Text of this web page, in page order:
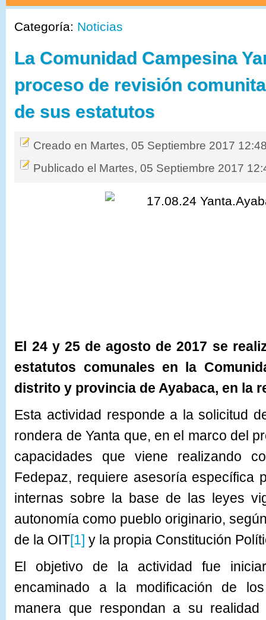
Categoría: Noticias
La Comunidad Campesina
proceso de revisión
de sus estatutos
Creado en Martes, 05 Septiembre 2017
Publicado el Martes, 05 Septiembre 2017
El 24 y 25 de agosto de 2017 se
estatutos comunales en la
distrito y provincia de Ayabaca, en la
Esta actividad responde a la solicitud
rondera de Yanta que, en el marco del
capacidades que viene realizando
Fedepaz, requiere asesoría específica
internas sobre la base de las leyes
autonomía como pueblo originario,
de la OIT[1] y la propia Constitución
El objetivo de la actividad fue
encaminado a la modificación de
manera que respondan a su